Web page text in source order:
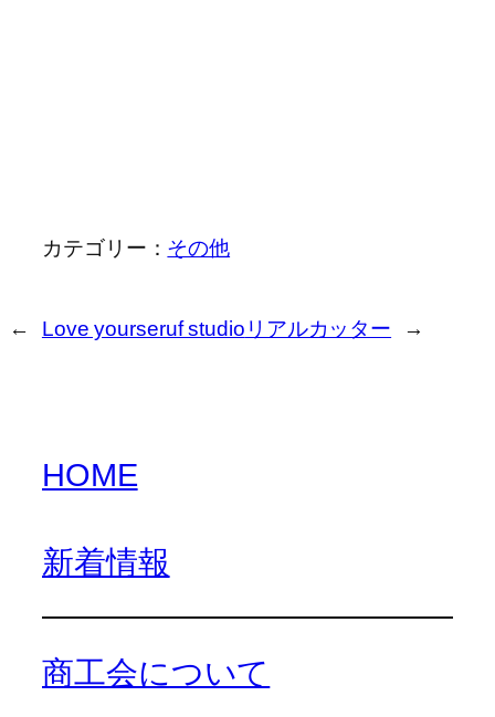
カテゴリー： その他
← Love yourseruf studio リアルカッター →
HOME
新着情報
商工会について